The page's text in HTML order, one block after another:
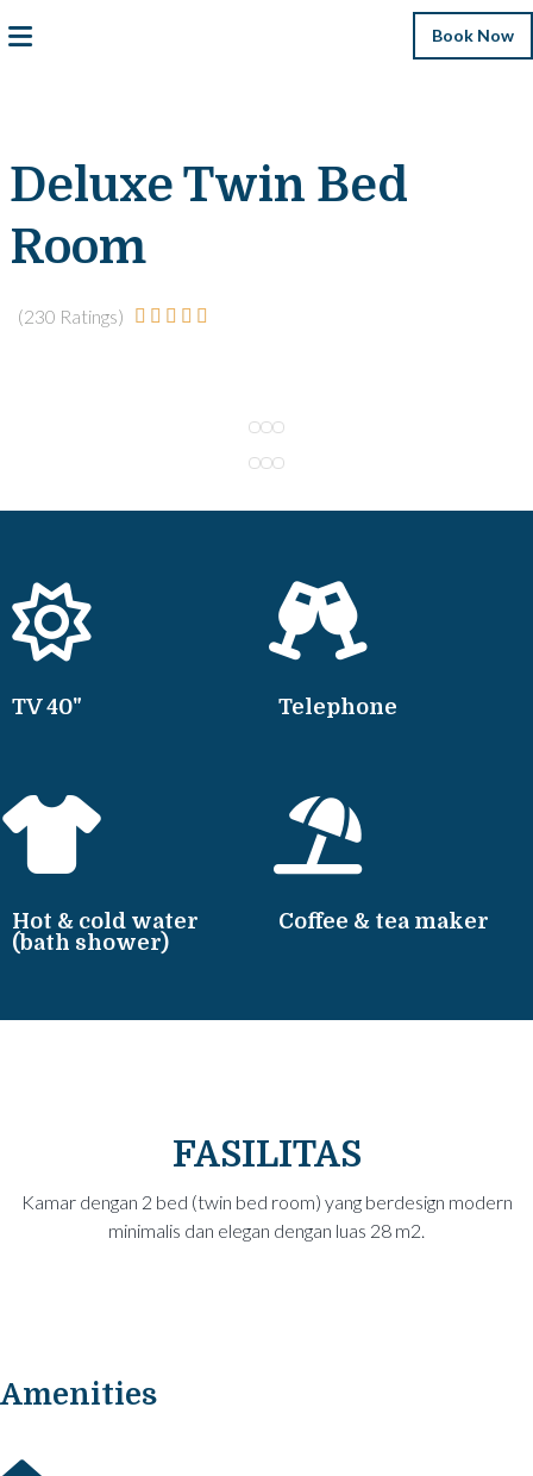
Book Now
Deluxe Twin Bed
Room
(230 Ratings)     
TV 40" Telephone
Hot & cold water
(bath shower)
Coffee & tea maker
FASILITAS
Kamar dengan 2 bed (twin bed room) yang berdesign modern
minimalis dan elegan dengan luas 28 m2.
Amenities